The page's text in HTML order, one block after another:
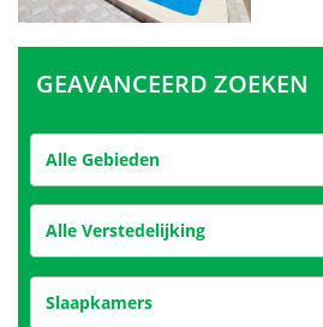
GEAVANCEERD ZOEKEN
Alle Gebieden
Alle Verstedelijking
Slaapkamers